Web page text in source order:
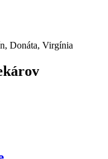
Donáta, Virgínia